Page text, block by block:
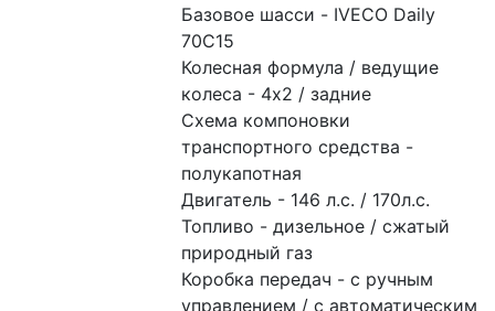
Базовое шасси - IVECO Daily
70C15
Колесная формула / ведущие
колеса - 4х2 / задние
Схема компоновки
транспортного средства -
полукапотная
Двигатель - 146 л.с. / 170л.с.
Топливо - дизельное / сжатый
природный газ
Коробка передач - с ручным
управлением / с автоматическим